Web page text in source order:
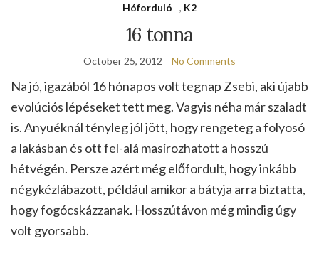
Hóforduló , K2
16 tonna
October 25, 2012 No Comments
Na jó, igazából 16 hónapos volt tegnap Zsebi, aki újabb
evolúciós lépéseket tett meg. Vagyis néha már szaladt
is. Anyuéknál tényleg jól jött, hogy rengeteg a folyosó
a lakásban és ott fel-alá masírozhatott a hosszú
hétvégén. Persze azért még előfordult, hogy inkább
négykézlábazott, például amikor a bátyja arra biztatta,
hogy fogócskázzanak. Hosszútávon még mindig úgy
volt gyorsabb.